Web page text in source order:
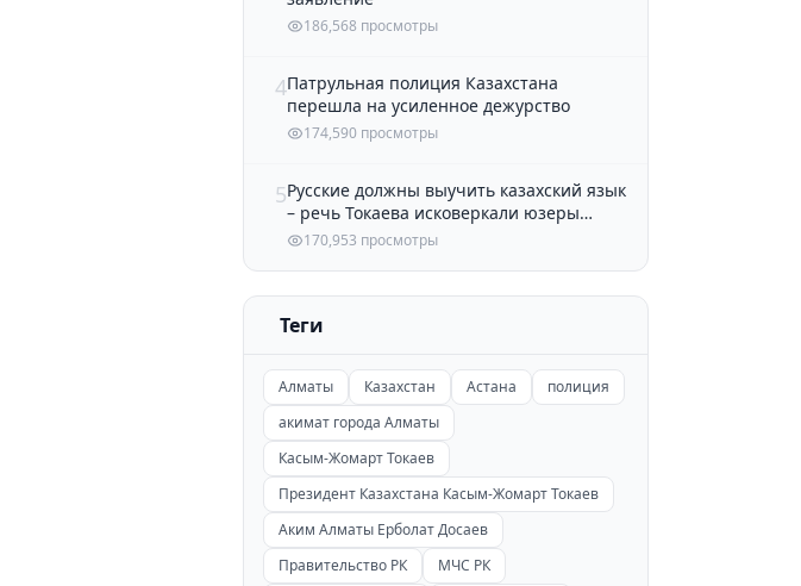
186,568 просмотры
4Патрульная полиция Казахстана
перешла на усиленное дежурство
174,590 просмотры
5Русские должны выучить казахский язык
– речь Токаева исковеркали юзеры
Казнета
170,953 просмотры
Теги
Алматы Казахстан Астана
полиция
акимат города Алматы
Касым-Жомарт Токаев
Президент Казахстана Касым-Жомарт Токаев
Аким Алматы Ерболат Досаев
Правительство РК
МЧС РК